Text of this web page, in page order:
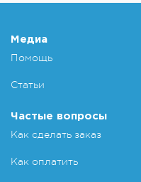
Медиа
Помощь
Статьи
Частые вопросы
Как сделать заказ
Как оплатить